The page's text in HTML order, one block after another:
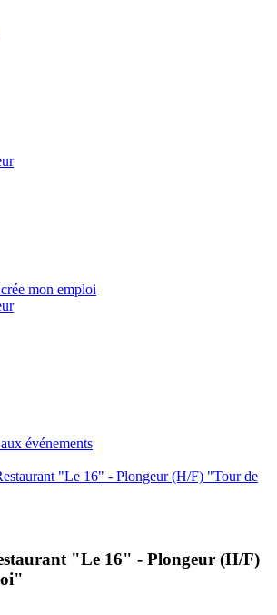
mon emploi
événements
"Le 16" - Plongeur (H/F) "Tour de
"Le 16" - Plongeur (H/F)